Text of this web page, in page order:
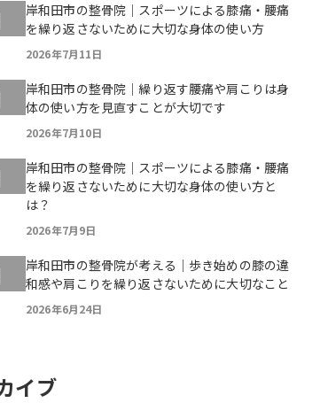
岸和田市の整骨院｜スポーツによる膝痛・腰痛
を繰り返さないために大切な身体の使い方
2026年7月11日
岸和田市の整骨院｜繰り返す腰痛や肩こりは身
体の使い方を見直すことが大切です
2026年7月10日
岸和田市の整骨院｜スポーツによる膝痛・腰痛
を繰り返さないために大切な身体の使い方と
は？
2026年7月9日
岸和田市の整骨院が考える｜歩き始めの膝の違
和感や肩こりを繰り返さないために大切なこと
2026年6月24日
イブ